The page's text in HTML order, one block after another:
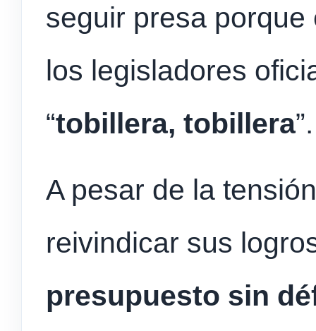
seguir presa
los legisladores
“tobillera, tobillera”.
A pesar de la
reivindicar sus
presupuesto sin